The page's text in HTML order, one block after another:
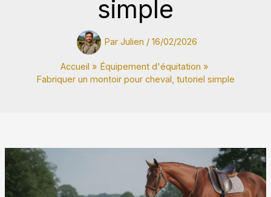
simple
Par Julien / 16/02/2026
Accueil
Équipement d'équitation
Fabriquer un montoir pour cheval, tutoriel simple